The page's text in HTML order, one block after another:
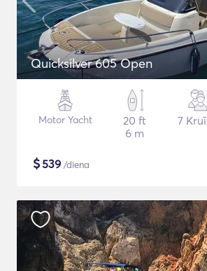
Quicksilver 605 Open
Motor Yacht
20 ft
6 m
7
$539 /diena